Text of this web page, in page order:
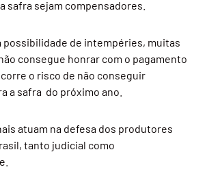
safra sejam compensadores.
possibilidade de intempéries, muitas
consegue honrar com o pagamento
o risco de não conseguir
a safra do próximo ano.
atuam na defesa dos produtores
tanto judicial como